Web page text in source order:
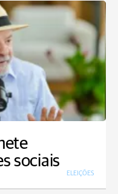
sociais
ELEIÇÕES